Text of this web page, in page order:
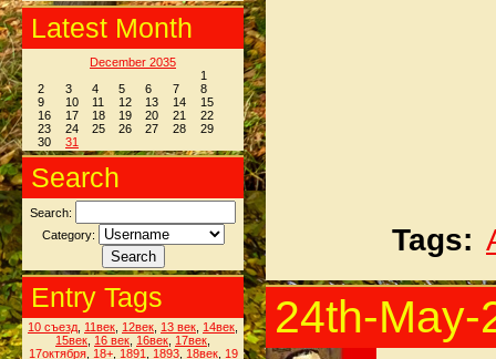
Latest Month
December 2035
1
2
3 4 5 6 7
8
9
10 11 12 13 14
15
16
17 18 19 20 21
22
23
24 25 26 27 28
29
30
31
Search
Search:
Category:
Entry Tags
10 съезд 11век 12век 13 век 14век
15век 16 век 16век 17век
17октября, 18+, 1891 1893, 18век, 19
Tags:
24th-May-